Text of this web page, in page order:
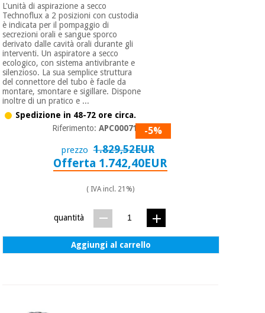
L'unità di aspirazione a secco
Technoflux a 2 posizioni con custodia
è indicata per il pompaggio di
secrezioni orali e sangue sporco
derivato dalle cavità orali durante gli
interventi. Un aspiratore a secco
ecologico, con sistema antivibrante e
silenzioso. La sua semplice struttura
del connettore del tubo è facile da
montare, smontare e sigillare. Dispone
inoltre di un pratico e ...
Spedizione in 48-72 ore circa.
Riferimento:APC000710 -5%
prezzo 1.829,52EUR
Offerta 1.742,40EUR
( IVA incl. 21%)
quantità
Aggiungi al carrello